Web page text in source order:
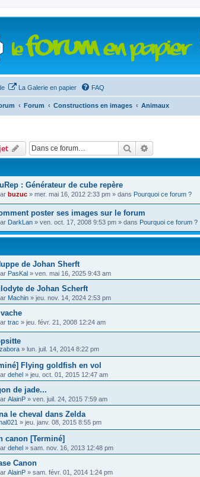
La Galerie en papier FAQ
Forum Constructions en images Animaux
Rechercher
: Générateur de cube repère
buzuc » mer. mai 16, 2012 2:33 pm » dans Pourquoi ce forum ?
poster ses images sur le forum
DarkLan » ven. oct. 17, 2008 9:53 pm » dans Pourquoi ce forum ?
de Johan Sherft
PasKal » ven. mai 16, 2025 9:43 am
de Johan Scherft
Machin » jeu. nov. 14, 2024 2:53 pm
trac » jeu. févr. 21, 2008 12:24 am
» lun. juil. 14, 2014 8:22 pm
Flying goldfish en vol
dehel » jeu. oct. 01, 2015 12:47 am
de jade...
AlainP » ven. juil. 24, 2015 7:59 am
le cheval dans Zelda
» jeu. janv. 08, 2015 8:55 pm
canon [Terminé]
dehel » sam. nov. 16, 2013 12:48 pm
Canon
AlainP » sam. févr. 01, 2014 1:24 pm